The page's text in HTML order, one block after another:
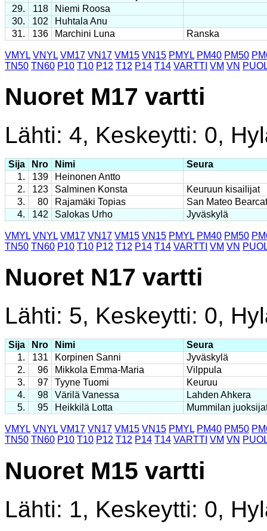
29.
118
Niemi Roosa
30.
102
Huhtala Anu
31.
136 Marchini Luna Ranska
VMYL VNYL VM17 VN17 VM15 VN15 PMYL PM40 PM50
TN50 TN60 P10 T10 P12 T12 P14 T14 VARTTI VM VN
Nuoret M17 vartti
Lähti: 4, Keskeytti: 0,
Sija Nro Nimi
Seura
1.
139
Heinonen Antto
2.
123 Salminen Konsta
Keuruun kisailijat
3.
80 Rajamäki Topias
San Mateo
4.
142 Salokas Urho Jyväskylä
VMYL VNYL VM17 VN17 VM15 VN15 PMYL PM40 PM50
TN50 TN60 P10 T10 P12 T12 P14 T14 VARTTI VM VN
Nuoret N17 vartti
Lähti: 5, Keskeytti: 0,
Sija Nro Nimi
Seura
1.
131 Korpinen Sanni
Jyväskylä
2.
96 Mikkola Emma-Maria
Vilppula
3.
97 Tyyne Tuomi
Keuruu
4.
98 Värilä Vanessa
Lahden Ahkera
5.
95 Heikkilä Lotta Mummilan
VMYL VNYL VM17 VN17 VM15 VN15 PMYL PM40 PM50
TN50 TN60 P10 T10 P12 T12 P14 T14 VARTTI VM VN
Nuoret M15 vartti
Lähti: 1, Keskeytti: 0,